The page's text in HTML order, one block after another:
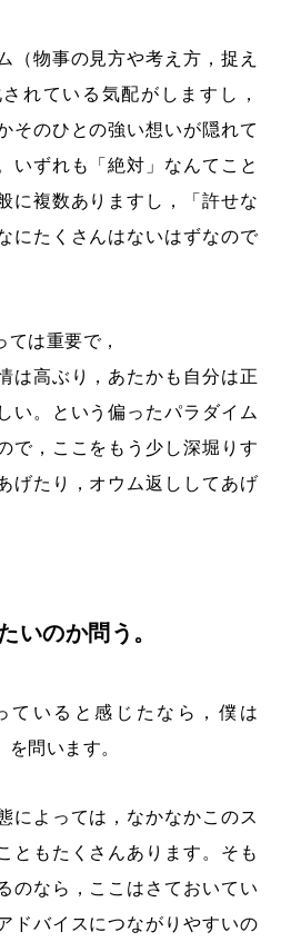
（物事の見方や考え方，捉え
れている気配がしますし，
そのひとの強い想いが隠れて
いずれも「絶対」なんてこと
に複数ありますし，「許せな
にたくさんはないはずなので
は重要で，
は高ぶり，あたかも自分は正
い。という偏ったパラダイム
で，ここをもう少し深堀りす
げたり，オウム返ししてあげ
いのか問う。
ていると感じたなら，僕は
を問います。
によっては，なかなかこのス
ともたくさんあります。そも
のなら，ここはさておいてい
ドバイスにつながりやすいの